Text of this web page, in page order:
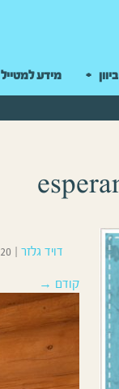
מידע למטייל
דויד גלזר 20 בדצמבר 2019
קודם →